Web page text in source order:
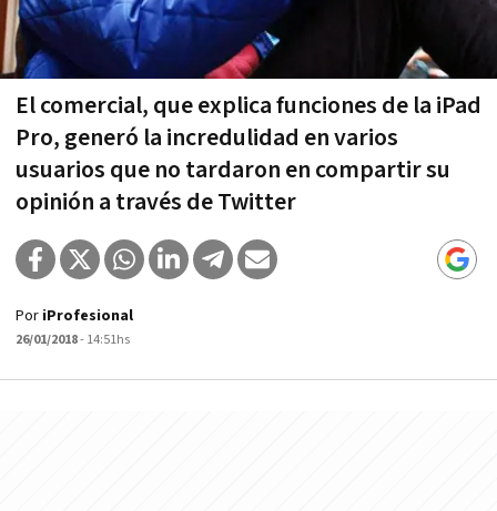
El comercial, que explica funciones de la iPad
Pro, generó la incredulidad en varios
usuarios que no tardaron en compartir su
opinión a través de Twitter
Por iProfesional
26/01/2018- 14:51hs